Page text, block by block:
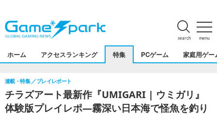
menu
search
ホーム アクセスランキング 特集 PCゲーム 家庭用ゲー
チラズアート最新作『UMIGARI | ウミガリ』
体験版プレイレポ―霧深い日本海で怪魚を釣り
連載・特集 プレイレポート